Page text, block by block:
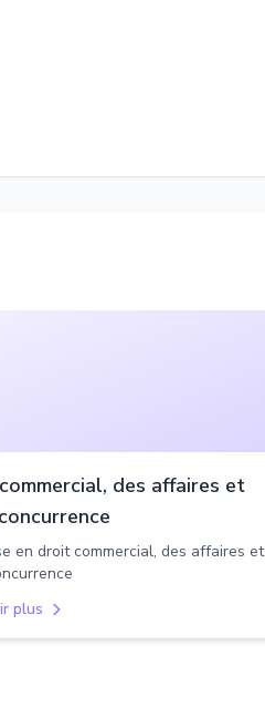
des affaires et
en droit commercial, des affaires et
plus